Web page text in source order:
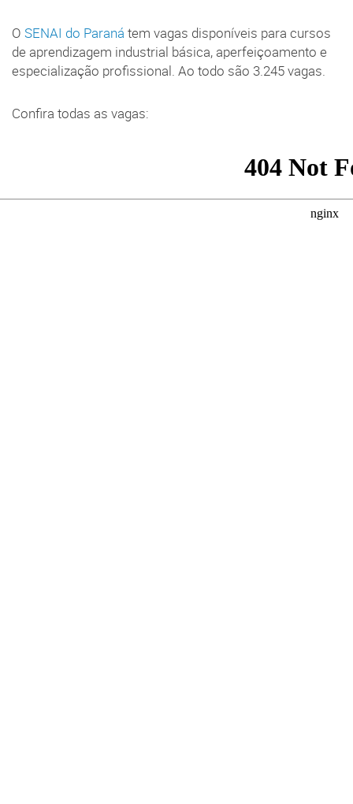
O SENAI do Paraná tem vagas disponíveis para cursos
de aprendizagem industrial básica, aperfeiçoamento e
especialização profissional. Ao todo são 3.245 vagas.
Confira todas as vagas: